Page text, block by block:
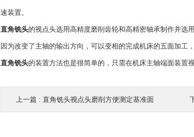
速装置。
直角铣头的视点头选用高精度磨削齿轮和高精密轴承制作并选
因为改变了主轴的输出方向，可以变相的完成机床的五面加工
直角铣头的装置方法也是很简单的，只需在机床主轴端面装置
上一篇 : 直角铣头视点头磨削方便测定基准面